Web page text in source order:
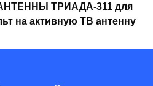
ТРИАДА-311 для
на активную ТВ антенну